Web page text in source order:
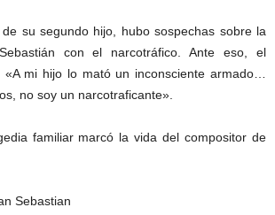
su segundo hijo, hubo sospechas sobre la
con el narcotráfico. Ante eso, el
«A mi hijo lo mató un inconsciente armado…
no soy un narcotraficante».
familiar marcó la vida del compositor de
Sebastian